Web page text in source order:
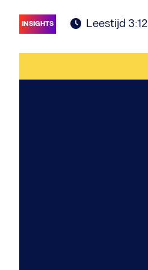
INSIGHTS Leestijd 3:12